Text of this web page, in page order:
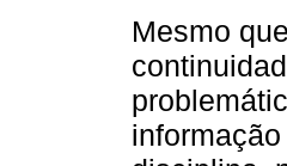
Mesmo